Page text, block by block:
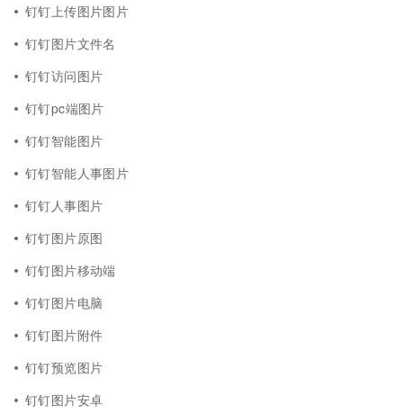
钉钉上传图片图片
钉钉图片文件名
钉钉访问图片
钉钉pc端图片
钉钉智能图片
钉钉智能人事图片
钉钉人事图片
钉钉图片原图
钉钉图片移动端
钉钉图片电脑
钉钉图片附件
钉钉预览图片
钉钉图片安卓